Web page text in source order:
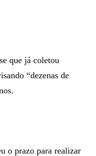
que já coletou
“dezenas de
o prazo para realizar